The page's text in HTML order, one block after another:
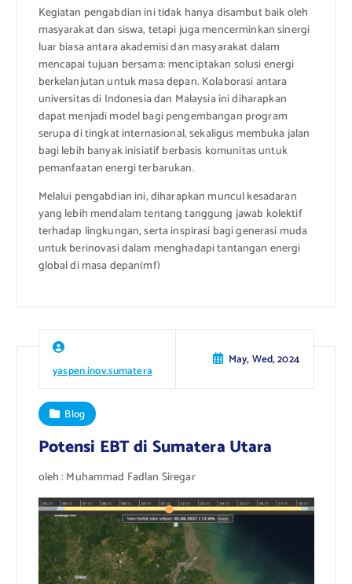
Kegiatan pengabdian ini tidak hanya disambut baik oleh
masyarakat dan siswa, tetapi juga mencerminkan sinergi
luar biasa antara akademisi dan masyarakat dalam
mencapai tujuan bersama: menciptakan solusi energi
berkelanjutan untuk masa depan. Kolaborasi antara
universitas di Indonesia dan Malaysia ini diharapkan
dapat menjadi model bagi pengembangan program
serupa di tingkat internasional, sekaligus membuka jalan
bagi lebih banyak inisiatif berbasis komunitas untuk
pemanfaatan energi terbarukan.
Melalui pengabdian ini, diharapkan muncul kesadaran
yang lebih mendalam tentang tanggung jawab kolektif
terhadap lingkungan, serta inspirasi bagi generasi muda
untuk berinovasi dalam menghadapi tantangan energi
global di masa depan(mf)
yaspen.inov.sumatera
May, Wed, 2024
Blog
Potensi EBT di Sumatera Utara
oleh : Muhammad Fadlan Siregar